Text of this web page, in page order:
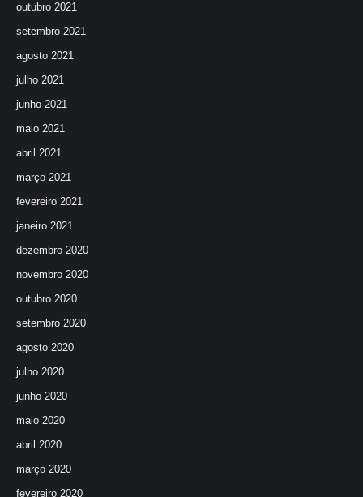
outubro 2021
setembro 2021
agosto 2021
julho 2021
junho 2021
maio 2021
abril 2021
março 2021
fevereiro 2021
janeiro 2021
dezembro 2020
novembro 2020
outubro 2020
setembro 2020
agosto 2020
julho 2020
junho 2020
maio 2020
abril 2020
março 2020
fevereiro 2020